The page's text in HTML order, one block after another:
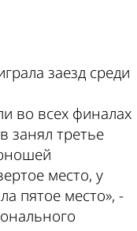
заезд среди
во всех финалах
занял третье
место, у
пятое место», -